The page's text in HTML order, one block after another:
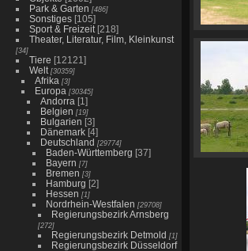
Park & Garten [486]
Sonstiges [105]
Sport & Freizeit [218]
Theater, Literatur, Film, Kleinkunst
[34]
Tiere [12121]
Welt [30359]
Afrika [3]
Europa [30345]
Andorra [1]
Belgien [19]
Bulgarien [3]
Dänemark [4]
Deutschland [29774]
Baden-Württemberg [37]
Bayern [7]
Bremen [3]
Hamburg [2]
Hessen [1]
Nordrhein-Westfalen [29708]
Regierungsbezirk Arnsberg
[272]
Regierungsbezirk Detmold [1]
Regierungsbezirk Düsseldorf